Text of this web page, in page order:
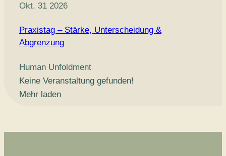
Okt. 31 2026
Praxistag – Stärke, Unterscheidung &
Abgrenzung
Human Unfoldment
Keine Veranstaltung gefunden!
Mehr laden